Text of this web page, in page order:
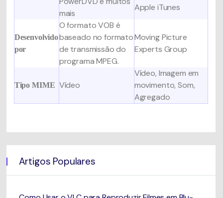
mais
Apple iTunes
Desenvolvido
por
O formato VOB é
baseado no formato
de transmissão do
programa MPEG.
Moving Picture
Experts Group
Tipo MIME Vídeo
Vídeo, Imagem em
movimento, Som,
Agregado
Artigos Populares